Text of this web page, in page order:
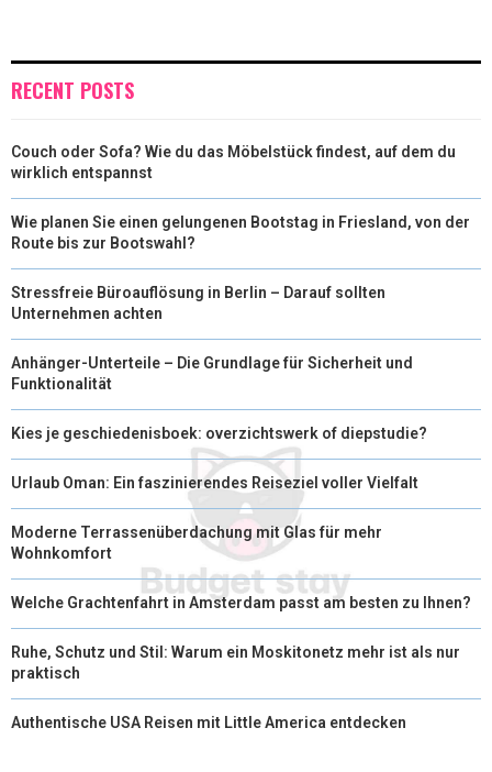
RECENT POSTS
Couch oder Sofa? Wie du das Möbelstück findest, auf dem du
wirklich entspannst
Wie planen Sie einen gelungenen Bootstag in Friesland, von der
Route bis zur Bootswahl?
Stressfreie Büroauflösung in Berlin – Darauf sollten
Unternehmen achten
Anhänger-Unterteile – Die Grundlage für Sicherheit und
Funktionalität
Kies je geschiedenisboek: overzichtswerk of diepstudie?
Urlaub Oman: Ein faszinierendes Reiseziel voller Vielfalt
Moderne Terrassenüberdachung mit Glas für mehr
Wohnkomfort
Welche Grachtenfahrt in Amsterdam passt am besten zu Ihnen?
Ruhe, Schutz und Stil: Warum ein Moskitonetz mehr ist als nur
praktisch
Authentische USA Reisen mit Little America entdecken